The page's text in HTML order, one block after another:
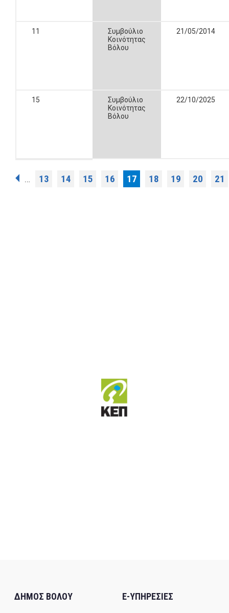
11
Συμβούλιο
Κοινότητας
Βόλου
21/05/2014
15
Συμβούλιο
Κοινότητας
Βόλου
22/10/2025
Σελίδες
… 13 14 15 16 17 18 19 20 21
ΔΗΜΟΣ ΒΟΛΟΥ E-ΥΠΗΡΕΣΙΕΣ